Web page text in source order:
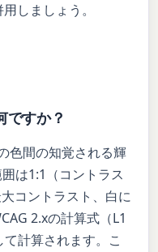
しましょう。
ですか？
色間の知覚される輝
は1:1（コントラス
コントラスト、白に
2.xの計算式（L1
計算されます。こ